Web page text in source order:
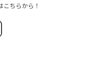
こちらから！